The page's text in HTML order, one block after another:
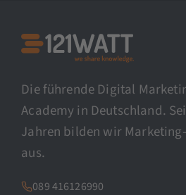
Die führende Digital
Academy in Deutschland.
Jahren bilden wir
aus.
089 416126990